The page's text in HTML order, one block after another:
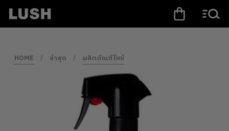
HOME / ล่าสุด / ผลิตภัณฑ์ใหม่